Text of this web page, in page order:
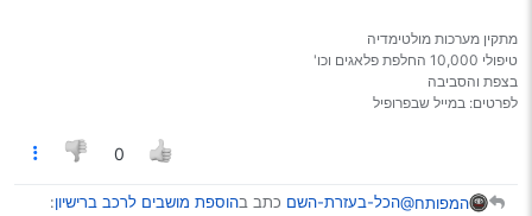
להוסיף עוד 4 מושבים
מתקין מערכות מולטימדיה
טיפולי 10,000 החלפת פלאגים וכו'
בצפת והסביבה
לפרטים: במייל שבפרופיל
0
המפותח@הכל-בעזרת-השם כתב בהוספת מושבים לרכב ברישיון: